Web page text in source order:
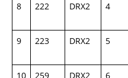
8
222 DRX2 4
9
223 DRX2 5
10
259 DRX2 6